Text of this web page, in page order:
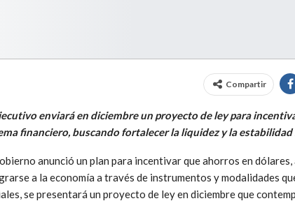
Compartir
enviará en diciembre un proyecto de ley para
financiero, buscando fortalecer la liquidez y la
anunció un plan para incentivar que ahorros en
a la economía a través de instrumentos y modalidades
se presentará un proyecto de ley en diciembre que